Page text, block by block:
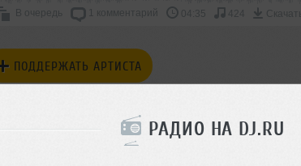
РАДИО НА DJ.RU
В очередь 1 комментарий 04:35 424 Скачать
ПОДДЕРЖАТЬ АРТИСТА
РАССКАЖИ ДРУЗЬЯМ